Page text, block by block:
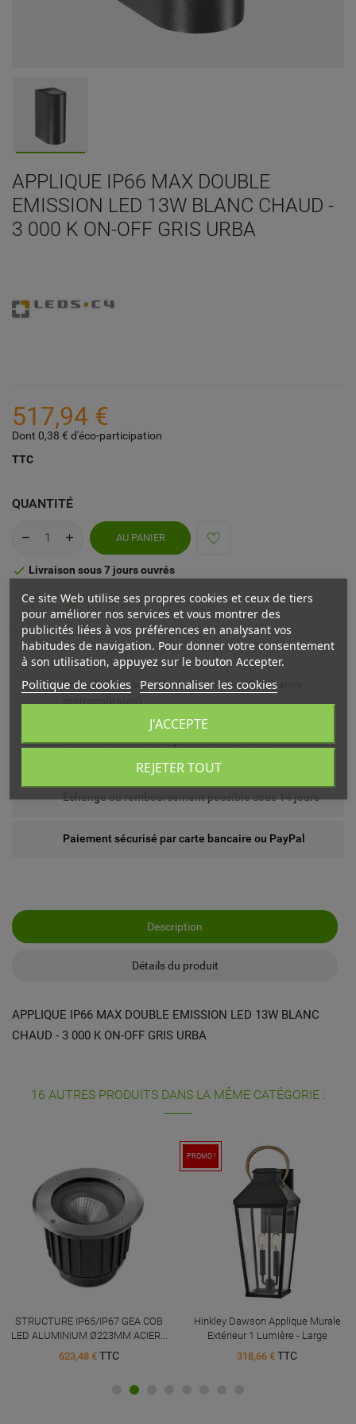
APPLIQUE IP66 MAX DOUBLE
EMISSION LED 13W BLANC CHAUD -
3 000 K ON-OFF GRIS URBA
517,94 €
Dont 0,38 € d'éco-participation
TTC
QUANTITÉ
AU PANIER
 Livraison sous 7 jours ouvrés
Frais de livraison offerts à partir de 69€ (France
métropolitaine)
Livré chez vous ou en point relais (France
Echange ou remboursement possible sous 14 jours
Paiement sécurisé par carte bancaire ou PayPal
Description
Détails du produit
APPLIQUE IP66 MAX DOUBLE EMISSION LED 13W BLANC
CHAUD - 3 000 K ON-OFF GRIS URBA
16 AUTRES PRODUITS DANS LA MÊME CATÉGORIE :
STRUCTURE IP65/IP67 GEA COB
LED ALUMINIUM Ø223MM ACIER...
623,48 € TTC
PROMO !
Hinkley Dawson Applique Murale
Extérieur 1 Lumière - Large
318,66 € TTC
Ce site Web utilise ses propres cookies et ceux de tiers
pour améliorer nos services et vous montrer des
publicités liées à vos préférences en analysant vos
habitudes de navigation. Pour donner votre consentement
à son utilisation, appuyez sur le bouton Accepter.
Politique de cookies Personnaliser les cookies
REJETER TOUT
J'ACCEPTE